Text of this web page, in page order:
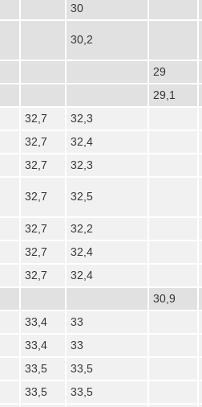
30
30,2
29
29,1
32,7
32,3
32,7
32,4
32,7
32,3
32,7 32,5
32,7
32,2
32,7
32,4
32,7
32,4
30,9
33,4
33
33,4
33
33,5
33,5
33,5
33,5